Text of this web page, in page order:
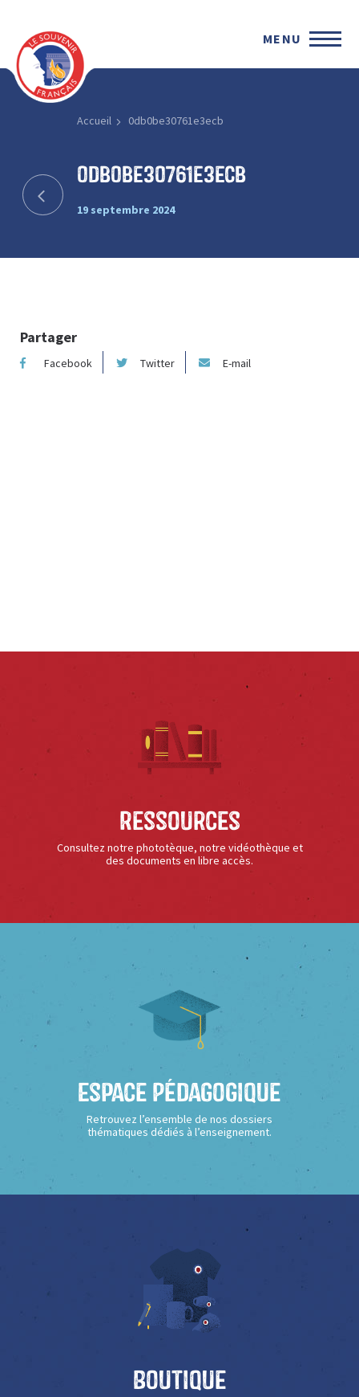
MENU
Accueil 0db0be30761e3ecb
0db0be30761e3ecb
19 septembre 2024
Partager
Facebook Twitter E-mail
Ressources
Consultez notre phototèque, notre vidéothèque et
des documents en libre accès.
Espace Pédagogique
Retrouvez l’ensemble de nos dossiers
thématiques dédiés à l’enseignement.
Boutique